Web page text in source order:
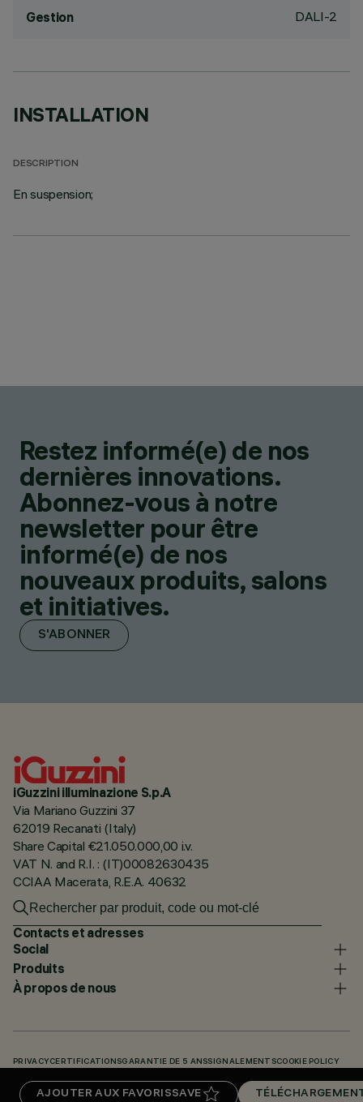
AJOUTER AUX FAVORISSAVE
Gestion DALI-2
INSTALLATION
DESCRIPTION
En suspension;
Restez informé(e) de nos
dernières innovations.
Abonnez-vous à notre
newsletter pour être
informé(e) de nos
nouveaux produits, salons
et initiatives.
S'ABONNER
iGuzzini illuminazione S.p.A
Via Mariano Guzzini 37
62019 Recanati (Italy)
Share Capital €21.050.000,00 i.v.
VAT N. and R.I. : (IT)00082630435
CCIAA Macerata, R.E.A. 40632
Contacts et adresses
Social
Produits
À propos de nous
PRIVACY CERTIFICATIONSGARANTIE DE 5 ANSSIGNALEMENTSCOOKIE POLICY
TÉLÉCHARGEMENTS